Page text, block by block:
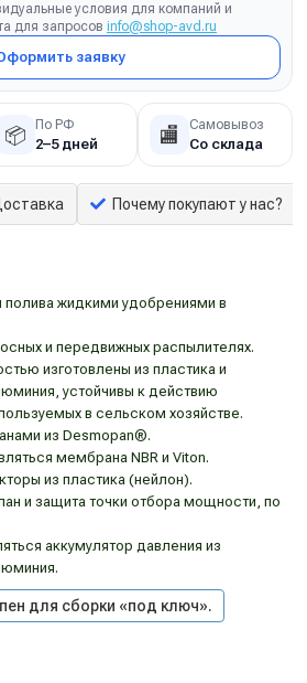
условия для компаний и
для запросов info@shop-avd.ru
заявку
📦 По РФ
2–5 дней 🏬 Самовывоз
Со склада
Почему покупают у нас?
полива жидкими удобрениями в
и передвижных распылителях.
изготовлены из пластика и
устойчивы к действию
в сельском хозяйстве.
из Desmopan®.
мембрана NBR и Viton.
из пластика (нейлон).
и защита точки отбора мощности, по
аккумулятор давления из
для сборки «под ключ».